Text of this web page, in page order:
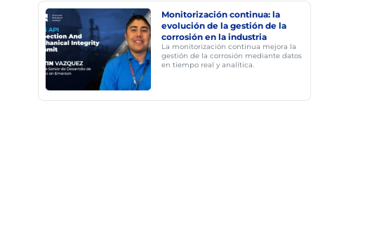
Monitorización continua: la
evolución de la gestión de la
corrosión en la industria
La monitorización continua mejora la
gestión de la corrosión mediante datos
en tiempo real y analítica.